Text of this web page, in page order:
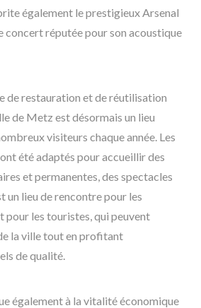
également le prestigieux Arsenal
concert réputée pour son acoustique
de restauration et de réutilisation
de Metz est désormais un lieu
visiteurs chaque année. Les
été adaptés pour accueillir des
et permanentes, des spectacles
un lieu de rencontre pour les
les touristes, qui peuvent
la ville tout en profitant
de qualité.
également à la vitalité économique